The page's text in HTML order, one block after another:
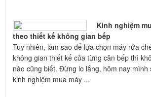
Kinh nghiệm
theo thiết kế không gian bếp
Tuy nhiên, làm sao để lựa chọn máy rửa
không gian thiết kế của từng căn bếp thì
nào cũng biết. Đừng lo lắng, hôm nay mình
kinh nghiệm mua máy ...